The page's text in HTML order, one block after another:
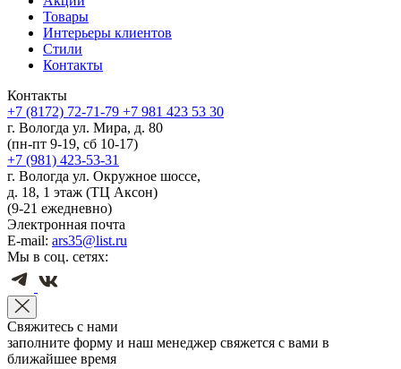
Товары
Интерьеры клиентов
Стили
Контакты
Контакты
+7 (8172) 72-71-79 +7 981 423 53 30
г. Вологда ул. Мира, д. 80
(пн-пт 9-19, сб 10-17)
+7 (981) 423-53-31
г. Вологда ул. Окружное шоссе,
д. 18, 1 этаж (ТЦ Аксон)
(9-21 ежедневно)
Электронная почта
E-mail: ars35@list.ru
Мы в соц. сетях:
Свяжитесь с нами
заполните форму и наш менеджер свяжется с вами в
ближайшее время